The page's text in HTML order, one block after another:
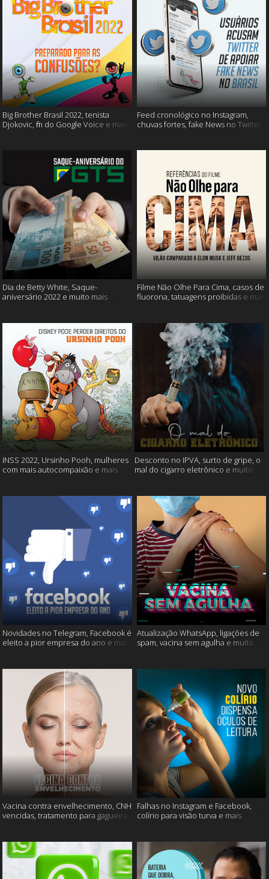
Big Brother Brasil 2022, tenista
Djokovic, fim do Google Voice e mais
Feed cronológico no Instagram,
chuvas fortes, fake News no Twitter
Dia de Betty White, Saque-
aniversário 2022 e muito mais
Filme Não Olhe Para Cima, casos de
fluorona, tatuagens proibidas e mais
INSS 2022, Ursinho Pooh, mulheres
com mais autocompaixão e mais
Desconto no IPVA, surto de gripe, o
mal do cigarro eletrônico e muito
Novidades no Telegram, Facebook é
eleito a pior empresa do ano e mais
Atualização WhatsApp, ligações de
spam, vacina sem agulha e muito
Vacina contra envelhecimento, CNH
vencidas, tratamento para gagueira
Falhas no Instagram e Facebook,
colírio para visão turva e mais